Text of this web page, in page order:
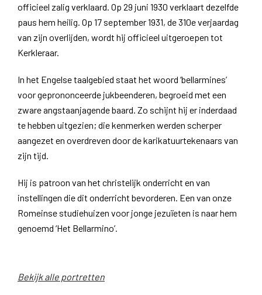
officieel zalig verklaard. Op 29 juni 1930 verklaart dezelfde
paus hem heilig. Op 17 september 1931, de 310e verjaardag
van zijn overlijden, wordt hij officieel uitgeroepen tot
Kerkleraar.
In het Engelse taalgebied staat het woord ‘bellarmines’
voor geprononceerde jukbeenderen, begroeid met een
zware angstaanjagende baard. Zo schijnt hij er inderdaad
te hebben uitgezien; die kenmerken werden scherper
aangezet en overdreven door de karikatuurtekenaars van
zijn tijd.
Hij is patroon van het christelijk onderricht en van
instellingen die dit onderricht bevorderen. Een van onze
Romeinse studiehuizen voor jonge jezuïeten is naar hem
genoemd ‘Het Bellarmino’.
Bekijk alle portretten